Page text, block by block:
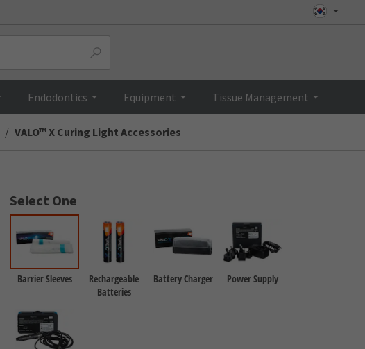
Endodontics Equipment Tissue Management
VALO™ X Curing Light Accessories
Select One
Barrier Sleeves
Rechargeable
Batteries
Battery Charger Power Supply